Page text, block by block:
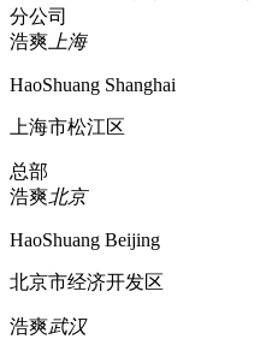
分公司
浩爽 上海
HaoShuang Shanghai
上海市松江区
总部
浩爽北京
HaoShuang Beijing
北京市经济开发区
浩爽武汉